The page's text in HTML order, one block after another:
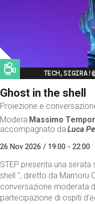
Image
Ghost in the shell
Proiezione e
Modera Massimo
accompagnato da Luca
26 Nov 2026 / 19:00 - 22:00
STEP presenta una
shell ", diretto da Mamoru
conversazione moderata
partecipazione di ospiti